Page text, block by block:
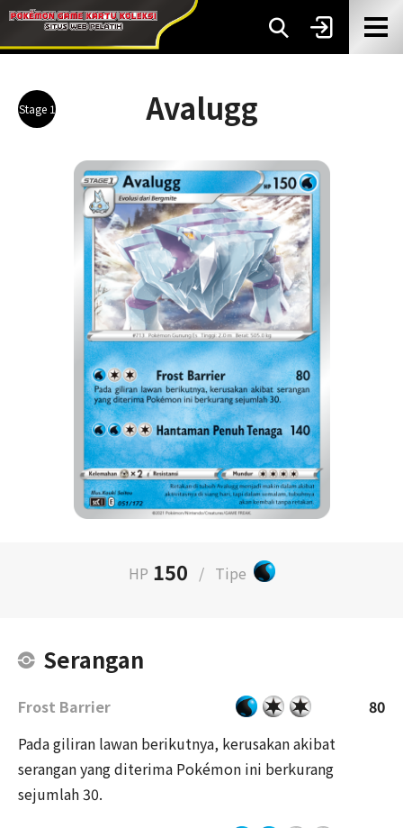
Stage 1 Avalugg
HP 150 / Tipe
Serangan
Frost Barrier
80
Pada giliran lawan berikutnya, kerusakan akibat
serangan yang diterima Pokémon ini berkurang
sejumlah 30.